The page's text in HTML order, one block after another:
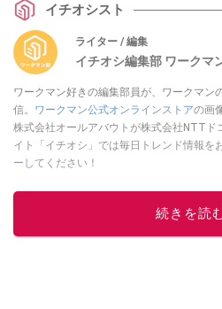
イチオシスト
ライター / 編集
イチオシ編集部 ワークマ
ワークマン好きの編集部員が、ワークマン
信。 ワークマン公式オンラインストアの画
株式会社オールアバウトが株式会社NTTド
イト「イチオシ」では毎日トレンド情報を
ー してください！
このイ
続きを読